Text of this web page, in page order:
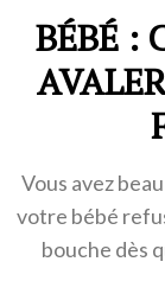
BÉBÉ :
Vous avez
votre bébé
bouche dès